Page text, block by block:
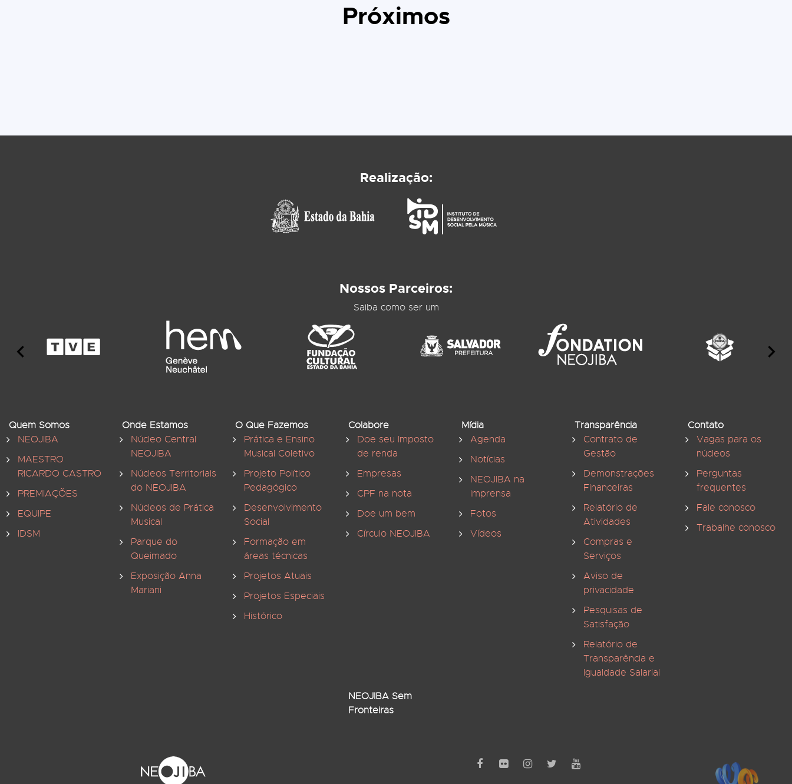
Próximos
Realização:
Nossos Parceiros:
Saiba como ser um
Quem Somos
NEOJIBA
MAESTRO
RICARDO CASTRO
PREMIAÇÕES
EQUIPE
IDSM
Onde Estamos
Núcleo Central
NEOJIBA
Núcleos Territoriais
do NEOJIBA
Núcleos de Prática
Musical
Parque do
Queimado
Exposição Anna
Mariani
O Que Fazemos
Prática e Ensino
Musical Coletivo
Projeto Político
Pedagógico
Desenvolvimento
Social
Formação em
áreas técnicas
Projetos Atuais
Projetos Especiais
Histórico
Colabore
Doe seu Imposto
de renda
Empresas
CPF na nota
Doe um bem
Círculo NEOJIBA
Mídia
Agenda
Notícias
NEOJIBA na
imprensa
Fotos
Vídeos
Transparência
Contrato de
Gestão
Demonstrações
Financeiras
Relatório de
Atividades
Compras e
Serviços
Aviso de
privacidade
Pesquisas de
Satisfação
Relatório de
Transparência e
Igualdade Salarial
Contato
Vagas para os
núcleos
Perguntas
frequentes
Fale conosco
Trabalhe conosco
NEOJIBA Sem
Fronteiras